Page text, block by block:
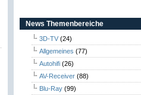
News Themenbereiche
3D-TV (24)
Allgemeines (77)
Autohifi (26)
AV-Receiver (88)
Blu-Ray (99)